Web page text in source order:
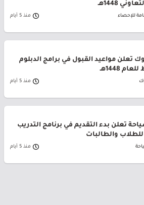
1448هـ
للإحصاء منذ 5 أيام
تعلن مواعيد القبول في برامج الدبلوم
1448هـ
منذ 5 أيام
تعلن بدء التقديم في برنامج التدريب
للطلاب والطالبات
منذ 5 أيام